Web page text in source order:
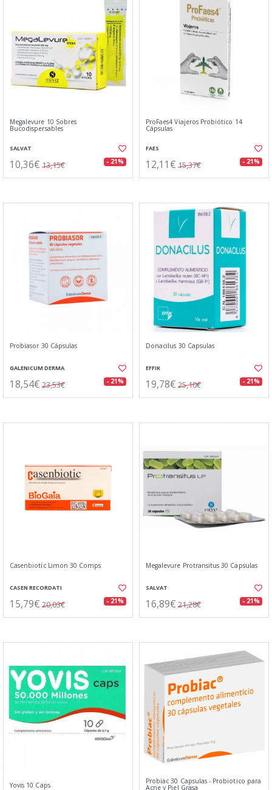
Megalevure 10 Sobres
Bucodispersables
SALVAT
10,36€ 13,15€ - 21%
ProFaes4 Viajeros Probiótico 14
Cápsulas
FAES
12,11€ 15,37€ - 21%
Probiasor 30 Cápsulas
GALENICUM DERMA
18,54€ 23,53€ - 21%
Donacilus 30 Capsulas
EFFIK
19,78€ 25,10€ - 21%
Casenbiotic Limon 30 Comps
CASEN RECORDATI
15,79€ 20,03€ - 21%
Megalevure Protransitus 30 Capsulas
SALVAT
16,89€ 21,28€ - 21%
Yovis 10 Caps Probiac 30 Capsulas - Probiotico para
Acne y Piel Grasa